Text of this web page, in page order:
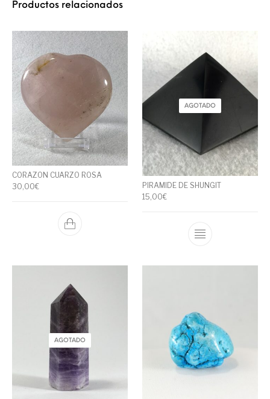
Productos relacionados
CORAZON CUARZO ROSA
30,00€
AGOTADO
PIRAMIDE DE SHUNGIT
15,00€
AGOTADO